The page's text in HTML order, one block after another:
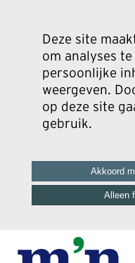
Deze site
om analyses
persoonlijke
weergeven.
op deze site
gebruik.
Akkoord
Alleen